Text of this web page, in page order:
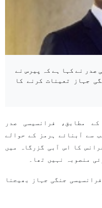
صدر نے کہا ہے کہ پیرس نے
جہاز تعینات کرنے کا
مطابق، فرانسیسی صدر
سے آبنائے ہرمز کے حوالے
کا اس آبی گزرگاہ میں
منصوبہ نہیں تھا۔
جنگی جہاز بھیجنا